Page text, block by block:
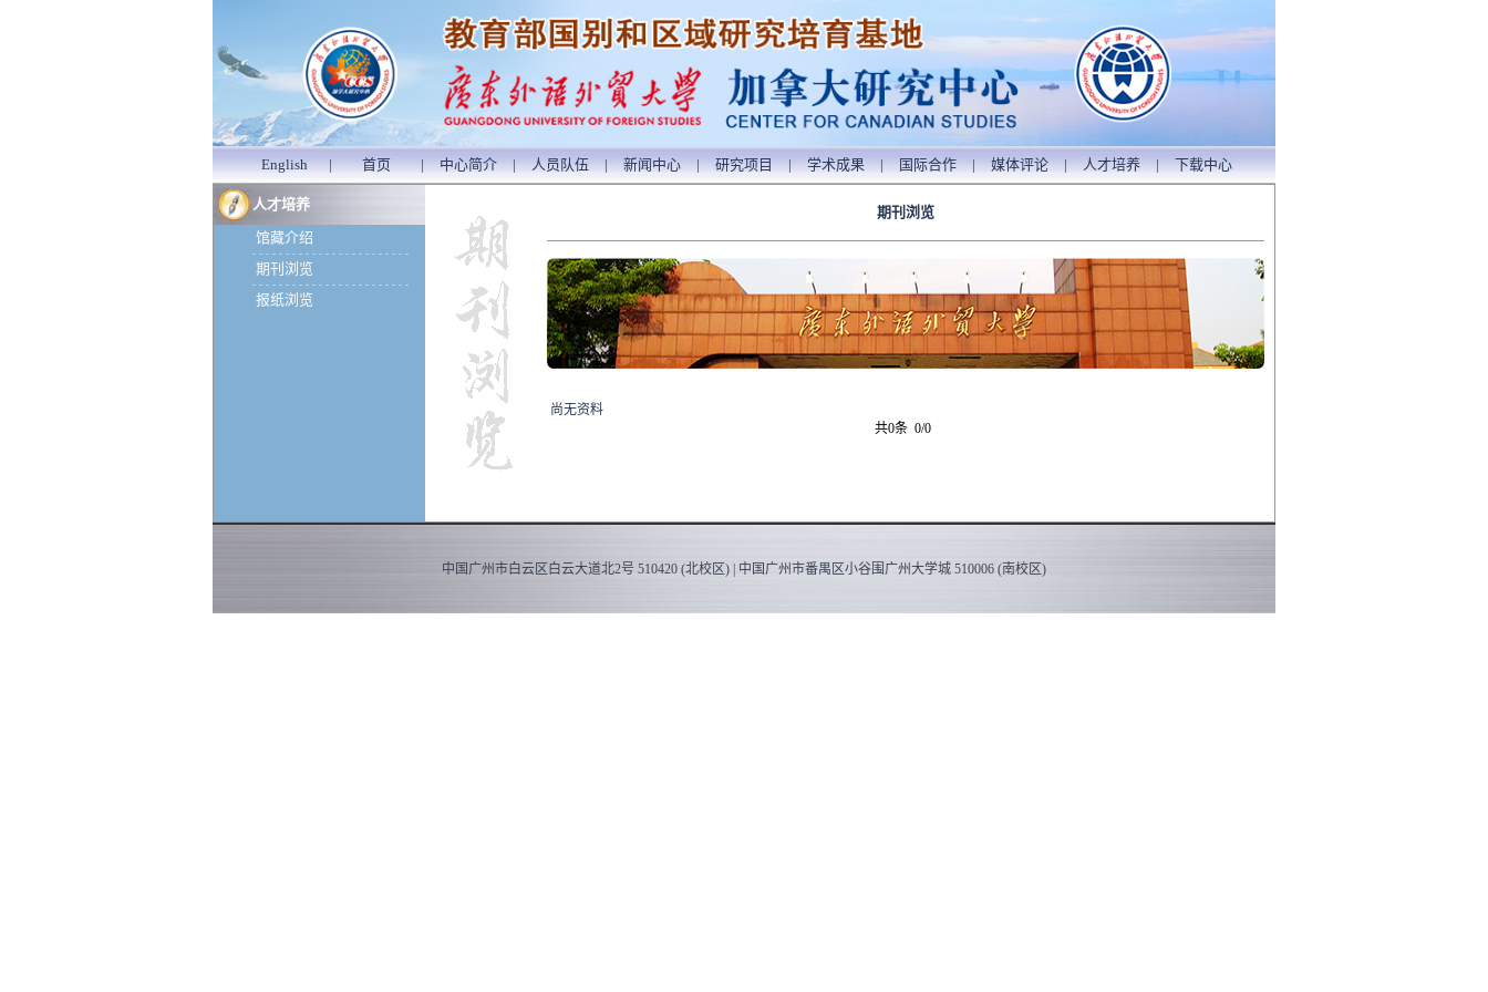
English | 首页 | 中心简介 | 人员队伍 | 新闻中心 | 研究项目 | 学术成果 | 国际合作 | 媒体评论 | 人才培养 | 下载中心
人才培养
馆藏介绍
期刊浏览
报纸浏览
期刊浏览
尚无资料
共0条 0/0
中国广州市白云区白云大道北2号 510420 (北校区) | 中国广州市番禺区小谷围广州大学城 510006 (南校区)